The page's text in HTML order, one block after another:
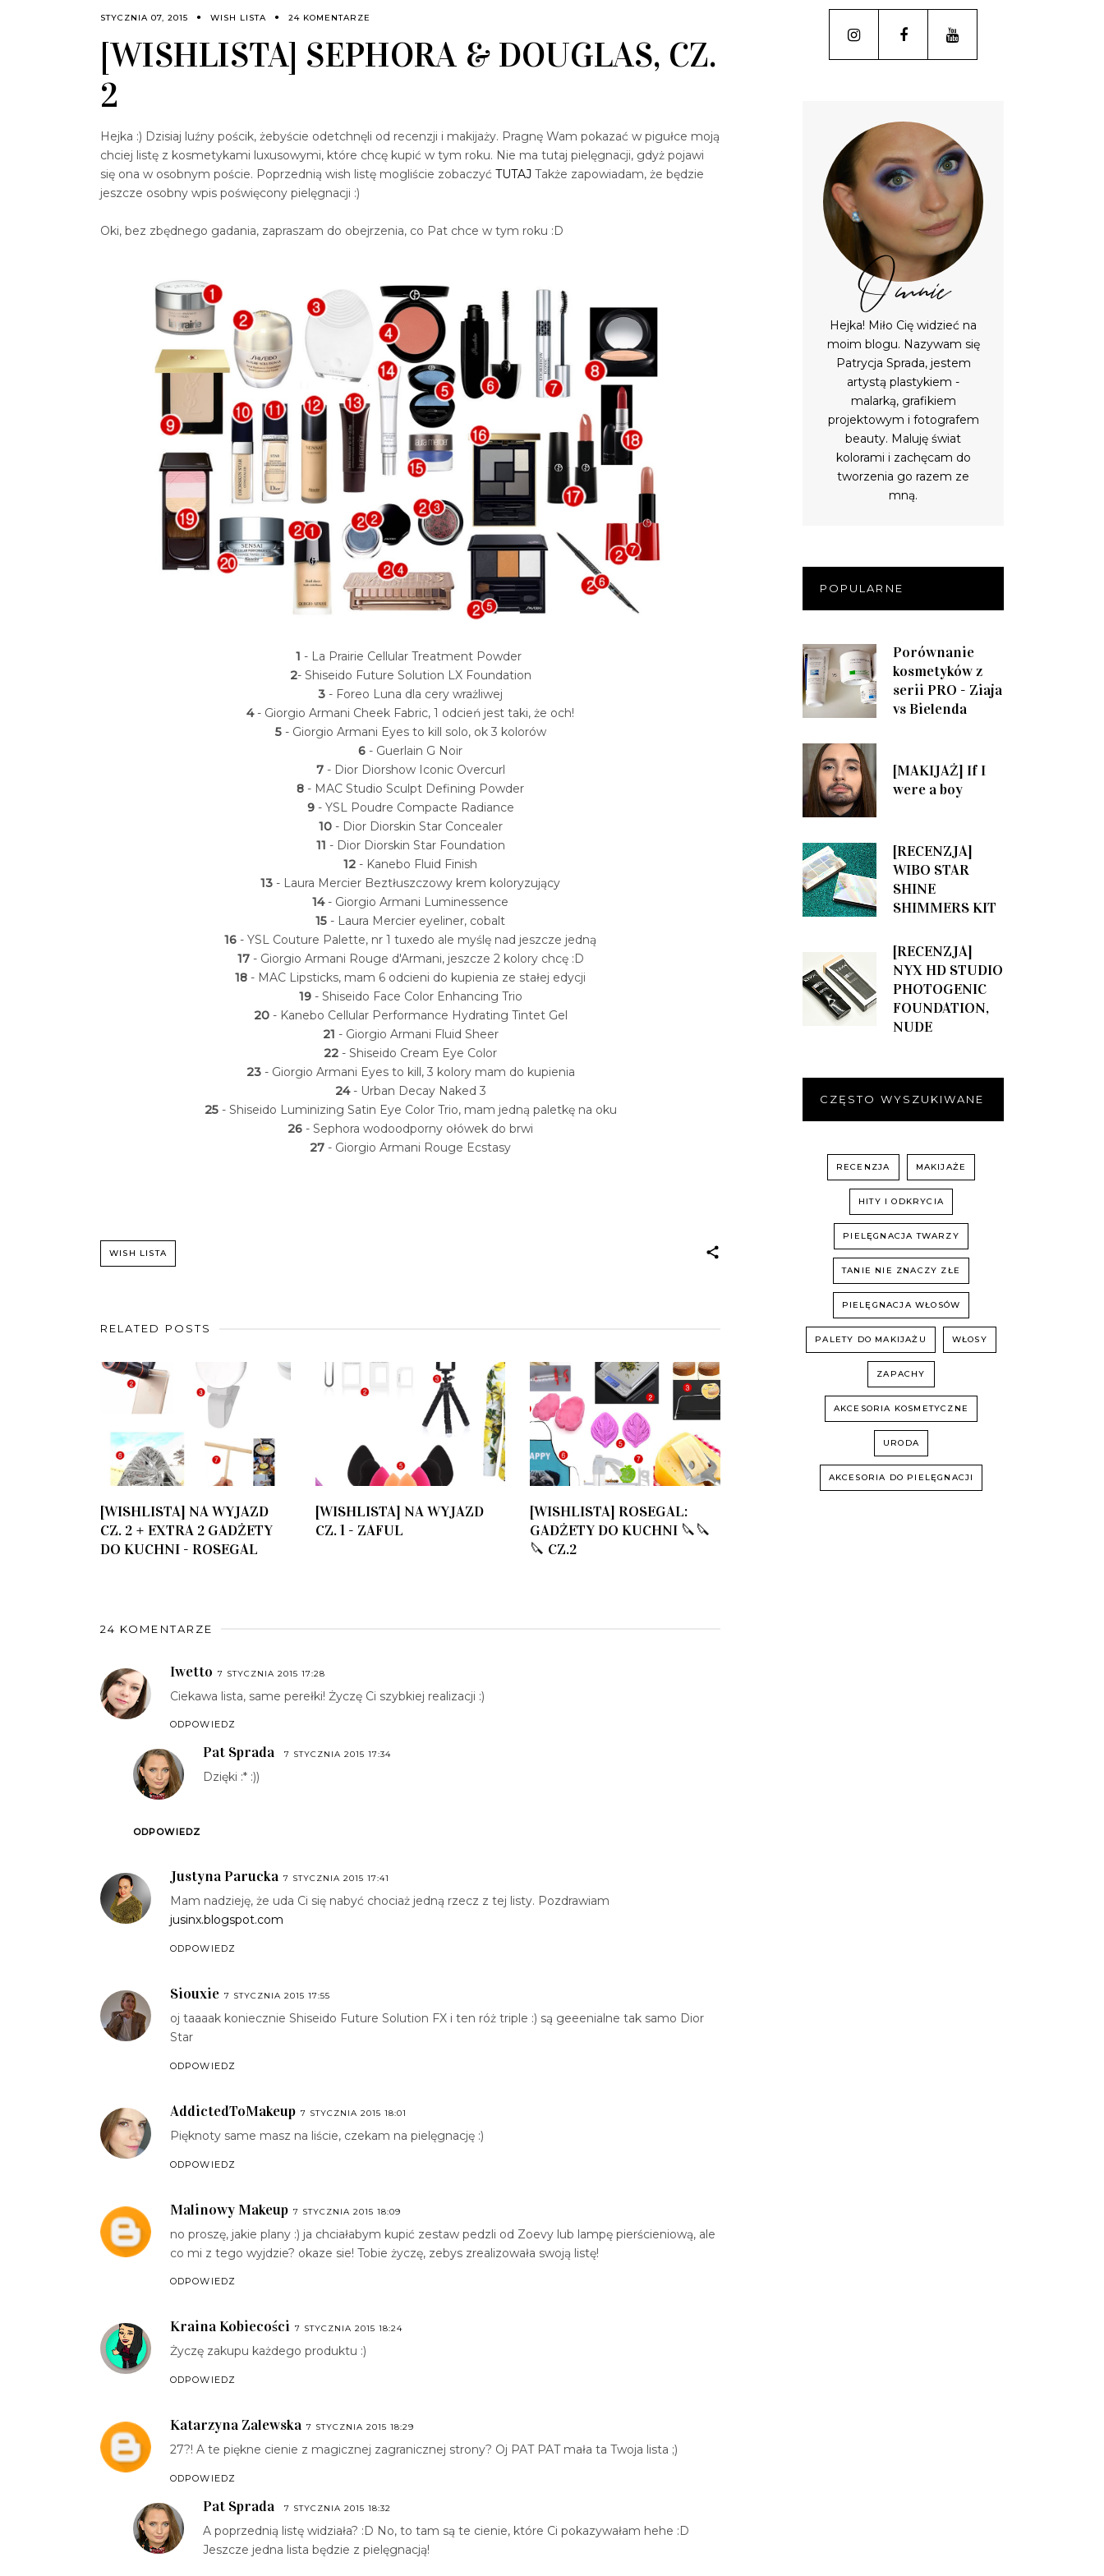
STYCZNIA 07, 2015 WISH LISTA 24 KOMENTARZE
[WISHLISTA] SEPHORA & DOUGLAS, CZ.
2
Hejka :) Dzisiaj luźny pościk, żebyście odetchnęli od recenzji i makijaży. Pragnę Wam pokazać w pigułce moją
chciej listę z kosmetykami luxusowymi, które chcę kupić w tym roku. Nie ma tutaj pielęgnacji, gdyż pojawi
się ona w osobnym poście. Poprzednią wish listę mogliście zobaczyć TUTAJ Także zapowiadam, że będzie
jeszcze osobny wpis poświęcony pielęgnacji :)
Oki, bez zbędnego gadania, zapraszam do obejrzenia, co Pat chce w tym roku :D
1 - La Prairie Cellular Treatment Powder
2- Shiseido Future Solution LX Foundation
3 - Foreo Luna dla cery wrażliwej
4- Giorgio Armani Cheek Fabric, 1 odcień jest taki, że och!
5- Giorgio Armani Eyes to kill solo, ok 3 kolorów
6 - Guerlain G Noir
7- Dior Diorshow Iconic Overcurl
8 - MAC Studio Sculpt Defining Powder
9- YSL Poudre Compacte Radiance
10- Dior Diorskin Star Concealer
11 - Dior Diorskin Star Foundation
12 - Kanebo Fluid Finish
13 - Laura Mercier Beztłuszczowy krem koloryzujący
14- Giorgio Armani Luminessence
15 - Laura Mercier eyeliner, cobalt
16 - YSL Couture Palette, nr 1 tuxedo ale myślę nad jeszcze jedną
17- Giorgio Armani Rouge d'Armani, jeszcze 2 kolory chcę :D
18 - MAC Lipsticks, mam 6 odcieni do kupienia ze stałej edycji
19- Shiseido Face Color Enhancing Trio
20 - Kanebo Cellular Performance Hydrating Tintet Gel
21 - Giorgio Armani Fluid Sheer
22 - Shiseido Cream Eye Color
23- Giorgio Armani Eyes to kill, 3 kolory mam do kupienia
24- Urban Decay Naked 3
25- Shiseido Luminizing Satin Eye Color Trio, mam jedną paletkę na oku
26 - Sephora wodoodporny ołówek do brwi
27 - Giorgio Armani Rouge Ecstasy
WISH LISTA
RELATED POSTS
[WISHLISTA] NA WYJAZD
CZ. 2 + EXTRA 2 GADŻETY
DO KUCHNI - ROSEGAL
[WISHLISTA] NA WYJAZD
CZ. 1 - ZAFUL
[WISHLISTA] ROSEGAL:
GADŻETY DO KUCHNI 🔪🔪
🔪 CZ.2
24 KOMENTARZE
Iwetto 7 STYCZNIA 2015 17:28
Ciekawa lista, same perełki! Życzę Ci szybkiej realizacji :)
ODPOWIEDZ
Pat Sprada 7 STYCZNIA 2015 17:34
Dzięki :* :))
ODPOWIEDZ
Justyna Parucka 7 STYCZNIA 2015 17:41
Mam nadzieję, że uda Ci się nabyć chociaż jedną rzecz z tej listy. Pozdrawiam
jusinx.blogspot.com
ODPOWIEDZ
Siouxie 7 STYCZNIA 2015 17:55
oj taaaak koniecznie Shiseido Future Solution FX i ten róż triple :) są geeenialne tak samo Dior
Star
ODPOWIEDZ
AddictedToMakeup 7 STYCZNIA 2015 18:01
Pięknoty same masz na liście, czekam na pielęgnację :)
ODPOWIEDZ
Malinowy Makeup 7 STYCZNIA 2015 18:09
no proszę, jakie plany :) ja chciałabym kupić zestaw pedzli od Zoevy lub lampę pierścieniową, ale
co mi z tego wyjdzie? okaze sie! Tobie życzę, zebys zrealizowała swoją listę!
ODPOWIEDZ
Kraina Kobiecości 7 STYCZNIA 2015 18:24
Życzę zakupu każdego produktu :)
ODPOWIEDZ
Katarzyna Zalewska 7 STYCZNIA 2015 18:29
27?! A te piękne cienie z magicznej zagranicznej strony? Oj PAT PAT mała ta Twoja lista ;)
ODPOWIEDZ
Pat Sprada 7 STYCZNIA 2015 18:32
A poprzednią listę widziała? :D No, to tam są te cienie, które Ci pokazywałam hehe :D
Jeszcze jedna lista będzie z pielęgnacją!
O mnie
Hejka! Miło Cię widzieć na
moim blogu. Nazywam się
Patrycja Sprada, jestem
artystą plastykiem -
malarką, grafikiem
projektowym i fotografem
beauty. Maluję świat
kolorami i zachęcam do
tworzenia go razem ze
mną.
POPULARNE
Porównanie
kosmetyków z
serii PRO - Ziaja
vs Bielenda
[MAKIJAŻ] If I
were a boy
[RECENZJA]
WIBO STAR
SHINE
SHIMMERS KIT
[RECENZJA]
NYX HD STUDIO
PHOTOGENIC
FOUNDATION,
NUDE
CZĘSTO WYSZUKIWANE
RECENZJA MAKIJAŻE
HITY I ODKRYCIA
PIELĘGNACJA TWARZY
TANIE NIE ZNACZY ZŁE
PIELĘGNACJA WŁOSÓW
PALETY DO MAKIJAŻU WŁOSY
ZAPACHY
AKCESORIA KOSMETYCZNE
URODA
AKCESORIA DO PIELĘGNACJI